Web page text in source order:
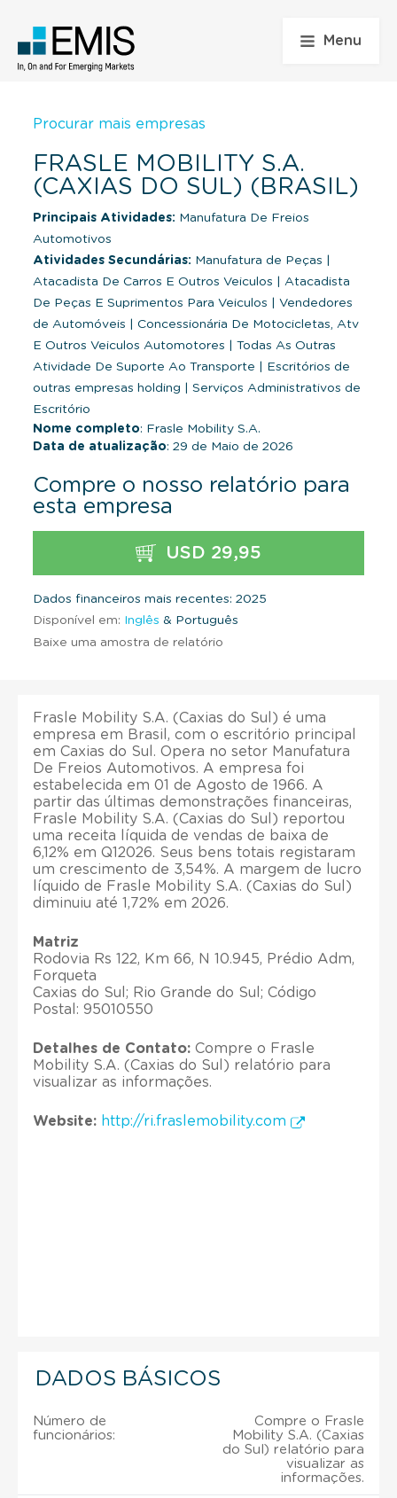
Menu
Procurar mais empresas
FRASLE MOBILITY S.A.
(CAXIAS DO SUL) (BRASIL)
Principais Atividades: Manufatura De Freios
Automotivos
Atividades Secundárias: Manufatura de Peças
Atacadista De Carros E Outros Veiculos
Atacadista
De Peças E Suprimentos Para Veiculos
Vendedores
de Automóveis
Concessionária De Motocicletas, Atv
E Outros Veiculos Automotores
Todas As Outras
Atividade De Suporte Ao Transporte
Escritórios de
outras empresas holding
Serviços Administrativos de
Escritório
Nome completo: Frasle Mobility S.A.
Data de atualização: 29 de Maio de 2026
Compre o nosso relatório para
esta empresa
USD 29,95
Dados financeiros mais recentes: 2025
Disponível em: Inglês & Português
Baixe uma amostra de relatório
Frasle Mobility S.A. (Caxias do Sul) é uma
empresa em Brasil, com o escritório principal
em Caxias do Sul. Opera no setor Manufatura
De Freios Automotivos. A empresa foi
estabelecida em 01 de Agosto de 1966. A
partir das últimas demonstrações financeiras,
Frasle Mobility S.A. (Caxias do Sul) reportou
uma receita líquida de vendas de baixa de
6,12% em Q12026. Seus bens totais registaram
um crescimento de 3,54%. A margem de lucro
líquido de Frasle Mobility S.A. (Caxias do Sul)
diminuiu até 1,72% em 2026.
Matriz
Rodovia Rs 122, Km 66, N 10.945, Prédio Adm,
Forqueta
Caxias do Sul; Rio Grande do Sul; Código
Postal: 95010550
Detalhes de Contato: Compre o Frasle
Mobility S.A. (Caxias do Sul) relatório para
visualizar as informações.
Website: http://ri.fraslemobility.com
DADOS BÁSICOS
Número de
funcionários:
Compre o Frasle
Mobility S.A. (Caxias
do Sul) relatório para
visualizar as
informações.